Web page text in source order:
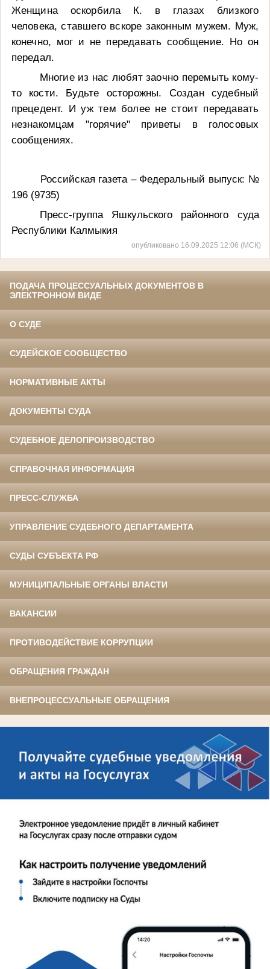
Женщина оскорбила К. в глазах близкого
человека, ставшего вскоре законным мужем. Муж,
конечно, мог и не передавать сообщение. Но он
передал.
Многие из нас любят заочно перемыть кому-
то кости. Будьте осторожны. Создан судебный
прецедент. И уж тем более не стоит передавать
незнакомцам "горячие" приветы в голосовых
сообщениях.
Российская газета – Федеральный выпуск: №
196 (9735)
Пресс-группа Яшкульского районного суда
Республики Калмыкия
опубликовано 16.09.2025 12:06 (МСК)
ПОДАЧА ПРОЦЕССУАЛЬНЫХ ДОКУМЕНТОВ В
ЭЛЕКТРОННОМ ВИДЕ
О СУДЕ
СУДЕЙСКОЕ СООБЩЕСТВО
НОРМАТИВНЫЕ АКТЫ
ДОКУМЕНТЫ СУДА
СУДЕБНОЕ ДЕЛОПРОИЗВОДСТВО
СПРАВОЧНАЯ ИНФОРМАЦИЯ
ПРЕСС-СЛУЖБА
УПРАВЛЕНИЕ СУДЕБНОГО ДЕПАРТАМЕНТА
СУДЫ СУБЪЕКТА РФ
МУНИЦИПАЛЬНЫЕ ОРГАНЫ ВЛАСТИ
ВАКАНСИИ
ПРОТИВОДЕЙСТВИЕ КОРРУПЦИИ
ОБРАЩЕНИЯ ГРАЖДАН
ВНЕПРОЦЕССУАЛЬНЫЕ ОБРАЩЕНИЯ